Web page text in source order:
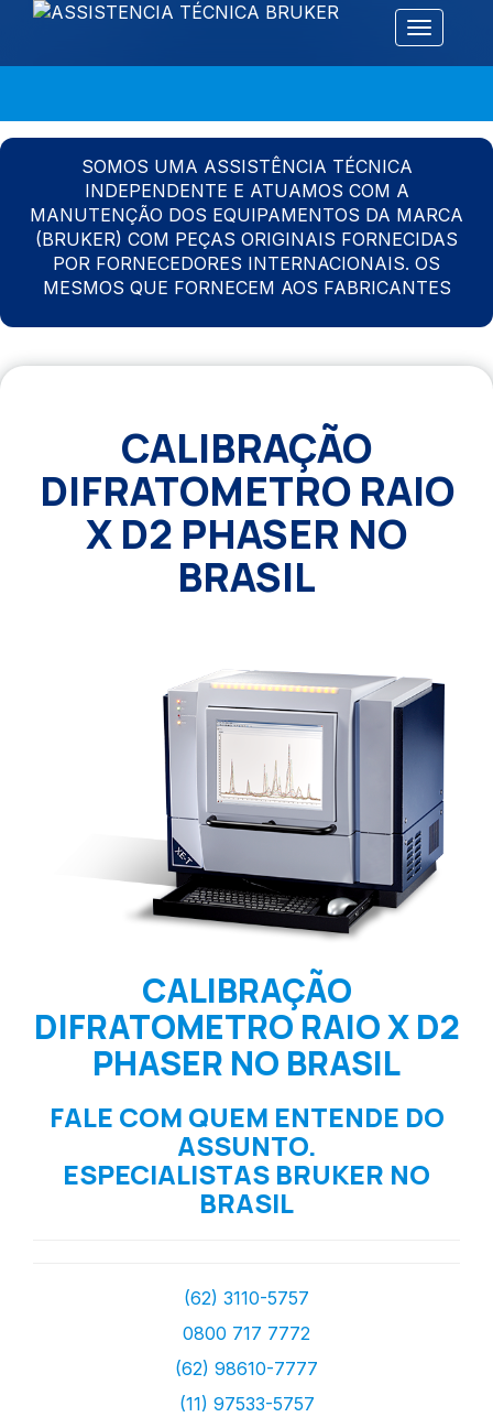
Alternar
SOMOS UMA ASSISTÊNCIA TÉCNICA
INDEPENDENTE E ATUAMOS COM A
MANUTENÇÃO DOS EQUIPAMENTOS DA MARCA
(BRUKER) COM PEÇAS ORIGINAIS FORNECIDAS
POR FORNECEDORES INTERNACIONAIS. OS
MESMOS QUE FORNECEM AOS FABRICANTES
CALIBRAÇÃO
DIFRATOMETRO RAIO
X D2 PHASER NO
BRASIL
CALIBRAÇÃO
DIFRATOMETRO RAIO X D2
PHASER NO BRASIL
FALE COM QUEM ENTENDE DO
ASSUNTO.
ESPECIALISTAS BRUKER NO
BRASIL
(62) 3110-5757
0800 717 7772
(62) 98610-7777
(11) 97533-5757